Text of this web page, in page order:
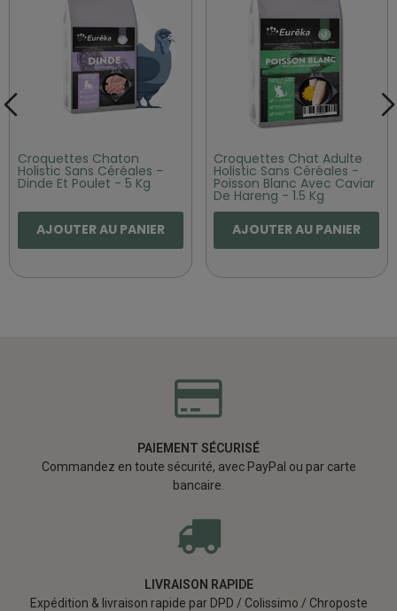
Croquettes Chaton
Holistic Sans Céréales -
Dinde Et Poulet - 5 Kg
AJOUTER AU PANIER
Croquettes Chat Adulte
Holistic Sans Céréales -
Poisson Blanc Avec Caviar
De Hareng - 1.5 Kg
AJOUTER AU PANIER
PAIEMENT SÉCURISÉ
Commandez en toute sécurité, avec PayPal ou par carte
bancaire.
LIVRAISON RAPIDE
Expédition & livraison rapide par DPD / Colissimo / Chroposte